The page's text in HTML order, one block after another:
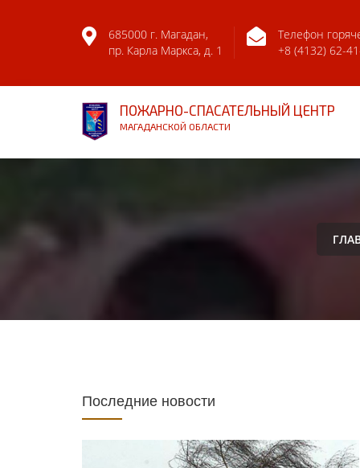
685000 г. Магадан,
пр. Карла Маркса, д. 1
Телефон
+8 (4132) 62-
ПОЖАРНО-СПАСАТЕЛЬНЫЙ ЦЕНТР
МАГАДАНСКОЙ ОБЛАСТИ
Последние новости